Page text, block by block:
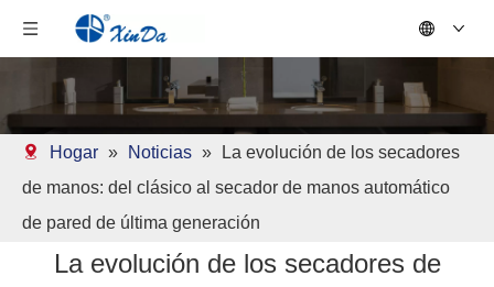
Hogar » Noticias »
La evolución de los secadores
de manos: del clásico al secador de manos automático
de pared de última generación
La evolución de los secadores de